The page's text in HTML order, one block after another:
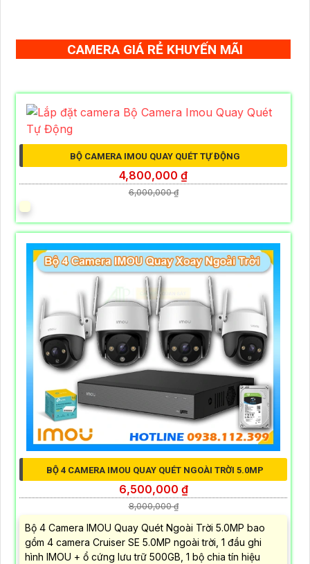
CAMERA GIÁ RẺ KHUYẾN MÃI
BỘ CAMERA IMOU QUAY QUÉT TỰ ĐỘNG
4,800,000 ₫
6,000,000 ₫
BỘ 4 CAMERA IMOU QUAY QUÉT NGOÀI TRỜI 5.0MP
6,500,000 ₫
8,000,000 ₫
Bộ 4 Camera IMOU Quay Quét Ngoài Trời 5.0MP bao
gồm 4 camera Cruiser SE 5.0MP ngoài trời, 1 đầu ghi
hình IMOU + ổ cứng lưu trữ 500GB, 1 bộ chia tín hiệu